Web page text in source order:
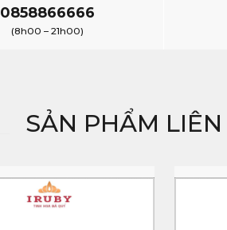
0858866666
(8h00 – 21h00)
SẢN PHẨM